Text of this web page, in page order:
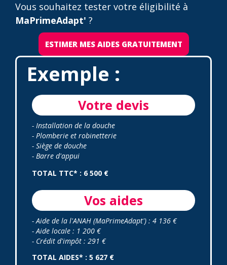
Vous souhaitez tester votre éligibilité à
MaPrimeAdapt' ?
ESTIMER MES AIDES GRATUITEMENT
Exemple :
Votre devis
- Installation de la douche
- Plomberie et robinetterie
- Siège de douche
- Barre d'appui
TOTAL TTC* : 6 500 €
Vos aides
- Aide de la l'ANAH (MaPrimeAdapt') : 4 136 €
- Aide locale : 1 200 €
- Crédit d'impôt : 291 €
TOTAL AIDES* : 5 627 €